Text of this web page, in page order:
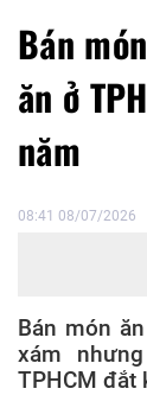
Bán
ăn ở
năm
08:41 08/07/2026
Bán món
xám
TPHCM đắt